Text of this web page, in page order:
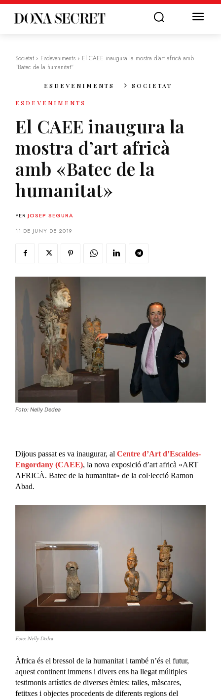
Societat Esdeveniments
El CAEE inaugura la mostra d'art africà amb
"Batec de la humanitat"
ESDEVENIMENTS SOCIETAT
ESDEVENIMENTS
El CAEE inaugura la
mostra d’art africà
amb «Batec de la
humanitat»
PER JOSEP SEGURA
11 DE JUNY DE 2019
Foto: Nelly Dedea
Dijous passat es va inaugurar, alCentre d’Art d’Escaldes-
Engordany (CAEE), la nova exposició d’art africà «ART
AFRICÀ. Batec de la humanitat» de la col·lecció Ramon
Abad.
Foto: Nelly Dedea
Àfrica és el bressol de la humanitat i també n’és el futur,
aquest continent immens i divers ens ha llegat múltiples
testimonis artístics de diverses ètnies: talles, màscares,
fetitxes i objectes procedents de diferents regions del